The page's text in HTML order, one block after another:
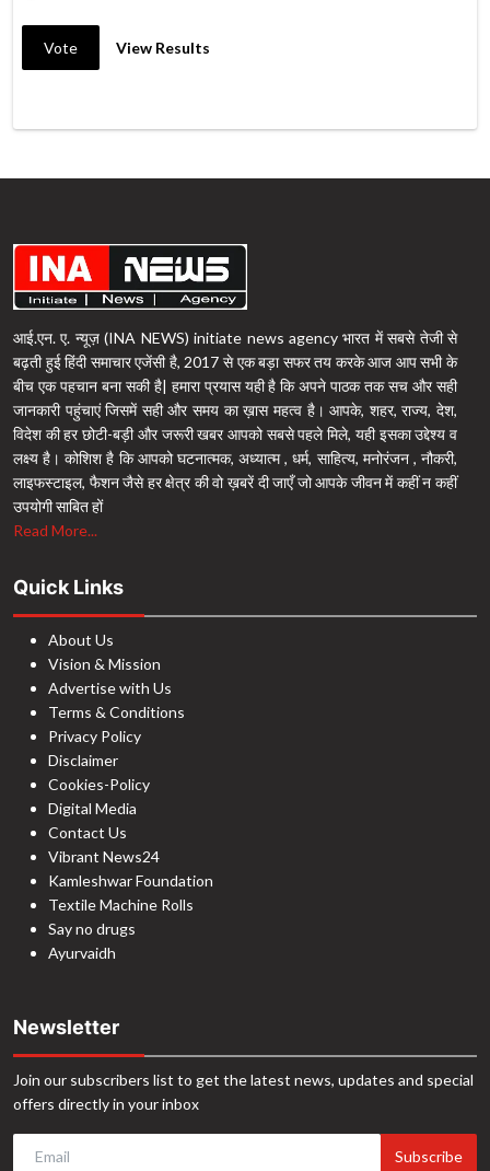
Vote View Results
आई.एन. ए. न्यूज़ (INA NEWS) initiate news agency भारत में सबसे तेजी से
बढ़ती हुई हिंदी समाचार एजेंसी है, 2017 से एक बड़ा सफर तय करके आज आप सभी के
बीच एक पहचान बना सकी है| हमारा प्रयास यही है कि अपने पाठक तक सच और सही
जानकारी पहुंचाएं जिसमें सही और समय का ख़ास महत्व है। आपके, शहर, राज्य, देश,
विदेश की हर छोटी-बड़ी और जरूरी खबर आपको सबसे पहले मिले, यही इसका उद्देश्य व
लक्ष्य है। कोशिश है कि आपको घटनात्मक, अध्यात्म , धर्म, साहित्य, मनोरंजन , नौकरी,
लाइफस्टाइल, फैशन जैसे हर क्षेत्र की वो ख़बरें दी जाएँ जो आपके जीवन में कहीं न कहीं
उपयोगी साबित हों
Read More...
Quick Links
About Us
Vision & Mission
Advertise with Us
Terms & Conditions
Privacy Policy
Disclaimer
Cookies-Policy
Digital Media
Contact Us
Vibrant News24
Kamleshwar Foundation
Textile Machine Rolls
Say no drugs
Ayurvaidh
Newsletter
Join our subscribers list to get the latest news, updates and special
offers directly in your inbox
Subscribe